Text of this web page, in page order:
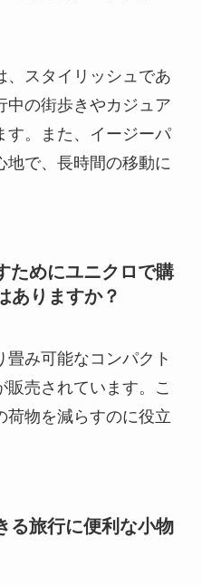
、スタイリッシュであ
中の街歩きやカジュア
す。また、イージーパ
地で、長時間の移動に
ためにユニクロで購
ありますか？
み可能なコンパクト
売されています。こ
荷物を減らすのに役立
る旅行に便利な小物